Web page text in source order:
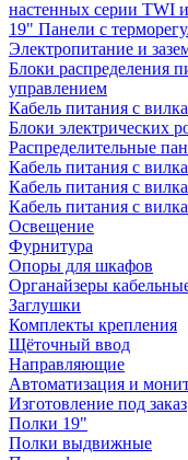
настенных серии TWI
19" Панели с
Электропитание и
Блоки распределения
управлением
Кабель питания с
Блоки электрических
Распределительные
Кабель питания с
Кабель питания с
Кабель питания с
Освещение
Фурнитура
Опоры для шкафов
Органайзеры
Заглушки
Комплекты крепления
Щёточный ввод
Направляющие
Автоматизация и
Изготовление под заказ
Полки 19"
Полки выдвижные